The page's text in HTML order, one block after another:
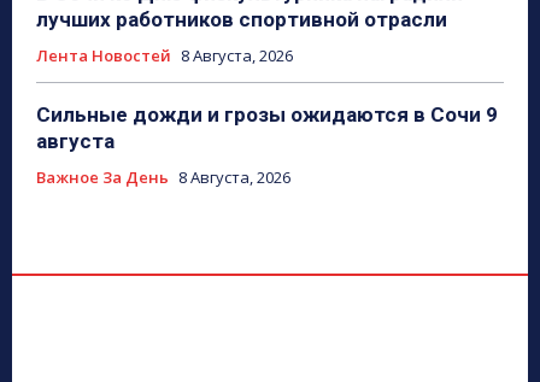
лучших работников спортивной отрасли
Лента Новостей 8 Августа, 2026
Сильные дожди и грозы ожидаются в Сочи 9
августа
Важное За День 8 Августа, 2026